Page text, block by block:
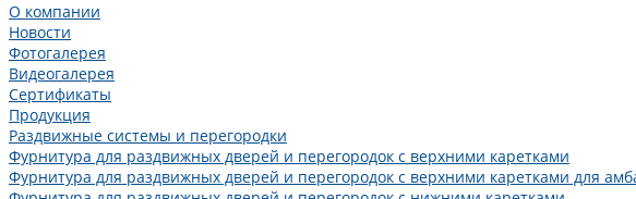
О компании
Новости
Фотогалерея
Видеогалерея
Сертификаты
Продукция
Раздвижные системы и перегородки
Фурнитура для раздвижных дверей и перегородок с верхними каретками
Фурнитура для раздвижных дверей и перегородок с верхними каретками для